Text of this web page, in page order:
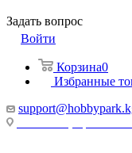
Задать вопрос
Войти
Корзина0
Избранные